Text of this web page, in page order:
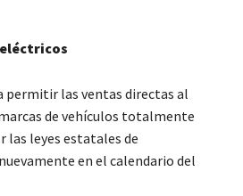
permitir las ventas directas al
de vehículos totalmente
las leyes estatales de
en el calendario del